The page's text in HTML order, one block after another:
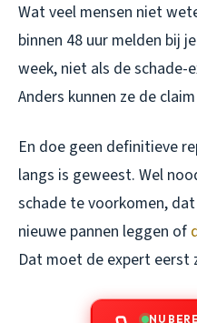
Wat veel mensen niet
binnen 48 uur melden bij
week, niet als de
Anders kunnen ze de
En doe geen definitieve
langs is geweest. Wel
schade te voorkomen,
nieuwe pannen leggen of
Dat moet de expert eerst
NU